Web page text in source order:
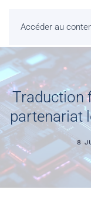
Accéder au
Traduction
partenariat
8